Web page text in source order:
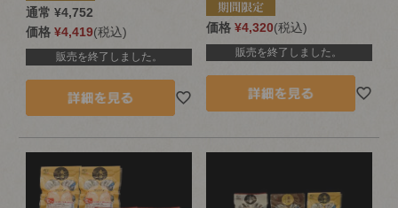
通常 ¥4,752
価格 ¥4,419 税込
販売を終了しました。
価格 ¥4,320 税込
販売を終了しました。